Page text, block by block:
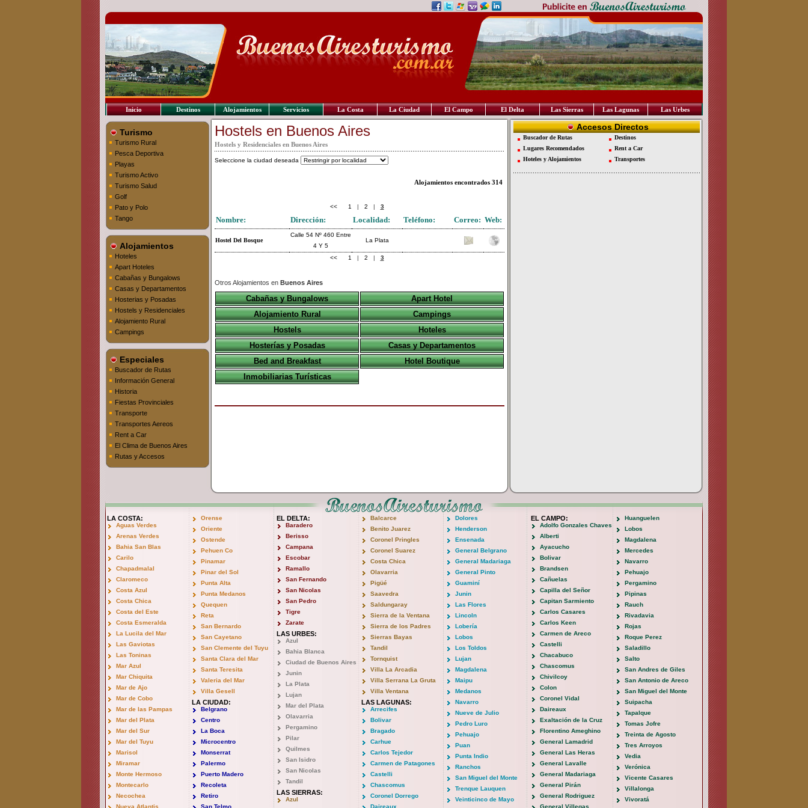
Inicio Destinos Alojamientos Servicios La Costa La Ciudad El Campo El Delta Las Sierras Las Lagunas Las Urbes
Turismo
Turismo Rural
Pesca Deportiva
Playas
Turismo Activo
Turismo Salud
Golf
Pato y Polo
Tango
Alojamientos
Hoteles
Apart Hoteles
Cabañas y Bungalows
Casas y Departamentos
Hosterias y Posadas
Hostels y Residenciales
Alojamiento Rural
Campings
Especiales
Buscador de Rutas
Información General
Historia
Fiestas Provinciales
Transporte
Transportes Aereos
Rent a Car
El Clima de Buenos Aires
Rutas y Accesos
Hostels en Buenos Aires
Hostels y Residenciales en Buenos Aires
Seleccione la ciudad deseada
Alojamientos encontrados 314
<< 1 | 2 | 3
Nombre: Dirección: Localidad: Teléfono: Correo: Web:
Hostel Del Bosque
Calle 54 Nº 460 Entre
4 Y 5
La Plata
<< 1 | 2 | 3
Otros Alojamientos en Buenos Aires
Cabañas y Bungalows
Apart Hotel
Alojamiento Rural
Campings
Hostels
Hoteles
Hosterías y Posadas
Casas y Departamentos
Bed and Breakfast
Hotel Boutique
Inmobiliarias Turísticas
Accesos Directos
Buscador de Rutas
Lugares Recomendados
Hoteles y Alojamientos
Destinos
Rent a Car
Transportes
LA COSTA:
Aguas Verdes
Arenas Verdes
Bahia San Blas
Carilo
Chapadmalal
Claromeco
Costa Azul
Costa Chica
Costa del Este
Costa Esmeralda
La Lucila del Mar
Las Gaviotas
Las Toninas
Mar Azul
Mar Chiquita
Mar de Ajo
Mar de Cobo
Mar de las Pampas
Mar del Plata
Mar del Sur
Mar del Tuyu
Marisol
Miramar
Monte Hermoso
Montecarlo
Necochea
Nueva Atlantis
Orense
Oriente
Ostende
Pehuen Co
Pinamar
Pinar del Sol
Punta Alta
Punta Medanos
Quequen
Reta
San Bernardo
San Cayetano
San Clemente del Tuyu
Santa Clara del Mar
Santa Teresita
Valeria del Mar
Villa Gesell
LA CIUDAD:
Belgrano
Centro
La Boca
Microcentro
Monserrat
Palermo
Puerto Madero
Recoleta
Retiro
San Telmo
EL DELTA:
Baradero
Berisso
Campana
Escobar
Ramallo
San Fernando
San Nicolas
San Pedro
Tigre
Zarate
LAS URBES:
Azul
Bahia Blanca
Ciudad de Buenos Aires
Junin
La Plata
Lujan
Mar del Plata
Olavarria
Pergamino
Pilar
Quilmes
San Isidro
San Nicolas
Tandil
LAS SIERRAS:
Azul
Balcarce
Benito Juarez
Coronel Pringles
Coronel Suarez
Costa Chica
Olavarria
Pigüé
Saavedra
Saldungaray
Sierra de la Ventana
Sierra de los Padres
Sierras Bayas
Tandil
Tornquist
Villa La Arcadia
Villa Serrana La Gruta
Villa Ventana
LAS LAGUNAS:
Arrecifes
Bolivar
Bragado
Carhue
Carlos Tejedor
Carmen de Patagones
Castelli
Chascomus
Coronel Dorrego
Daireaux
Dolores
Henderson
Ensenada
General Belgrano
General Madariaga
General Pinto
Guaminí
Junin
Las Flores
Lincoln
Lobería
Lobos
Los Toldos
Lujan
Magdalena
Maipu
Medanos
Navarro
Nueve de Julio
Pedro Luro
Pehuajo
Puan
Punta Indio
Ranchos
San Miguel del Monte
Trenque Lauquen
Veinticinco de Mayo
EL CAMPO:
Adolfo Gonzales Chaves
Alberti
Ayacucho
Bolivar
Brandsen
Cañuelas
Capilla del Señor
Capitan Sarmiento
Carlos Casares
Carlos Keen
Carmen de Areco
Castelli
Chacabuco
Chascomus
Chivilcoy
Colon
Coronel Vidal
Daireaux
Exaltación de la Cruz
Florentino Ameghino
General Lamadrid
General Las Heras
General Lavalle
General Madariaga
General Pirán
General Rodriguez
General Villegas
Huanguelen
Lobos
Magdalena
Mercedes
Navarro
Pehuajo
Pergamino
Pipinas
Rauch
Rivadavia
Rojas
Roque Perez
Saladillo
Salto
San Andres de Giles
San Antonio de Areco
San Miguel del Monte
Suipacha
Tapalque
Tomas Jofre
Treinta de Agosto
Tres Arroyos
Vedia
Verónica
Vicente Casares
Villalonga
Vivoratá